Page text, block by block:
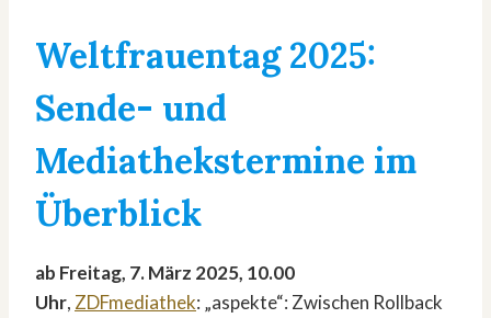
Weltfrauentag 2025:
Sende- und
Mediathekstermine im
Überblick
ab Freitag, 7. März 2025, 10.00
Uhr, ZDFmediathek: „aspekte“: Zwischen Rollback